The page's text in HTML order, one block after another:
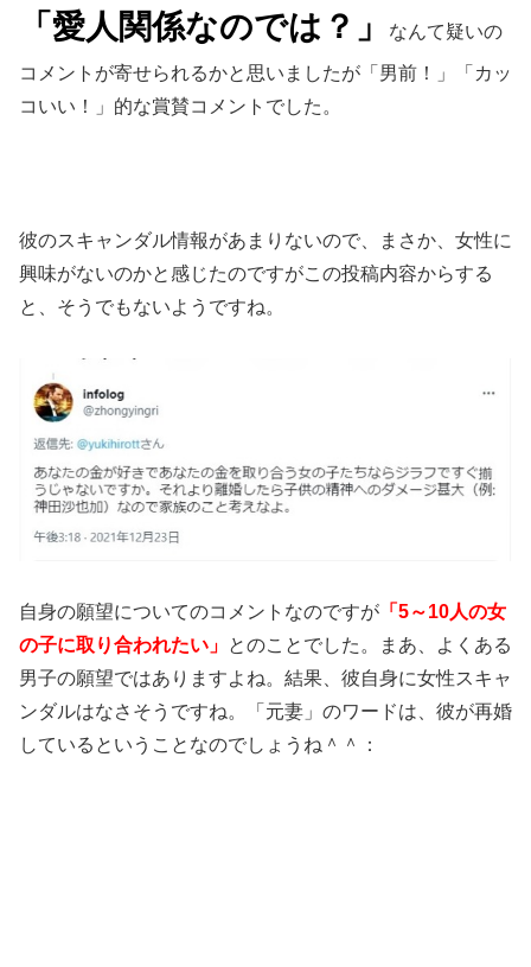
「愛人関係なのでは？」 なんて疑いの
コメントが寄せられるかと思いましたが「男前！」「カッ
コいい！」的な賞賛コメントでした。
彼のスキャンダル情報があまりないので、まさか、女性に
興味がないのかと感じたのですがこの投稿内容からする
と、そうでもないようですね。
自身の願望についてのコメントなのですが 「5～10人の女
の子に取り合われたい」 とのことでした。まあ、よくある
男子の願望ではありますよね。結果、彼自身に女性スキャ
ンダルはなさそうですね。「元妻」のワードは、彼が再婚
しているということなのでしょうね＾＾：